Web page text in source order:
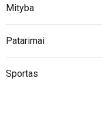
Mityba
Patarimai
Sportas